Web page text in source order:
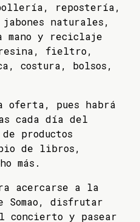
repostería,
naturales,
mano y reciclaje
resina, fieltro,
costura, bolsos,
oferta, pues habrá
cada día del
productos
de libros,
más.
acercarse a la
Somao, disfrutar
concierto y pasear